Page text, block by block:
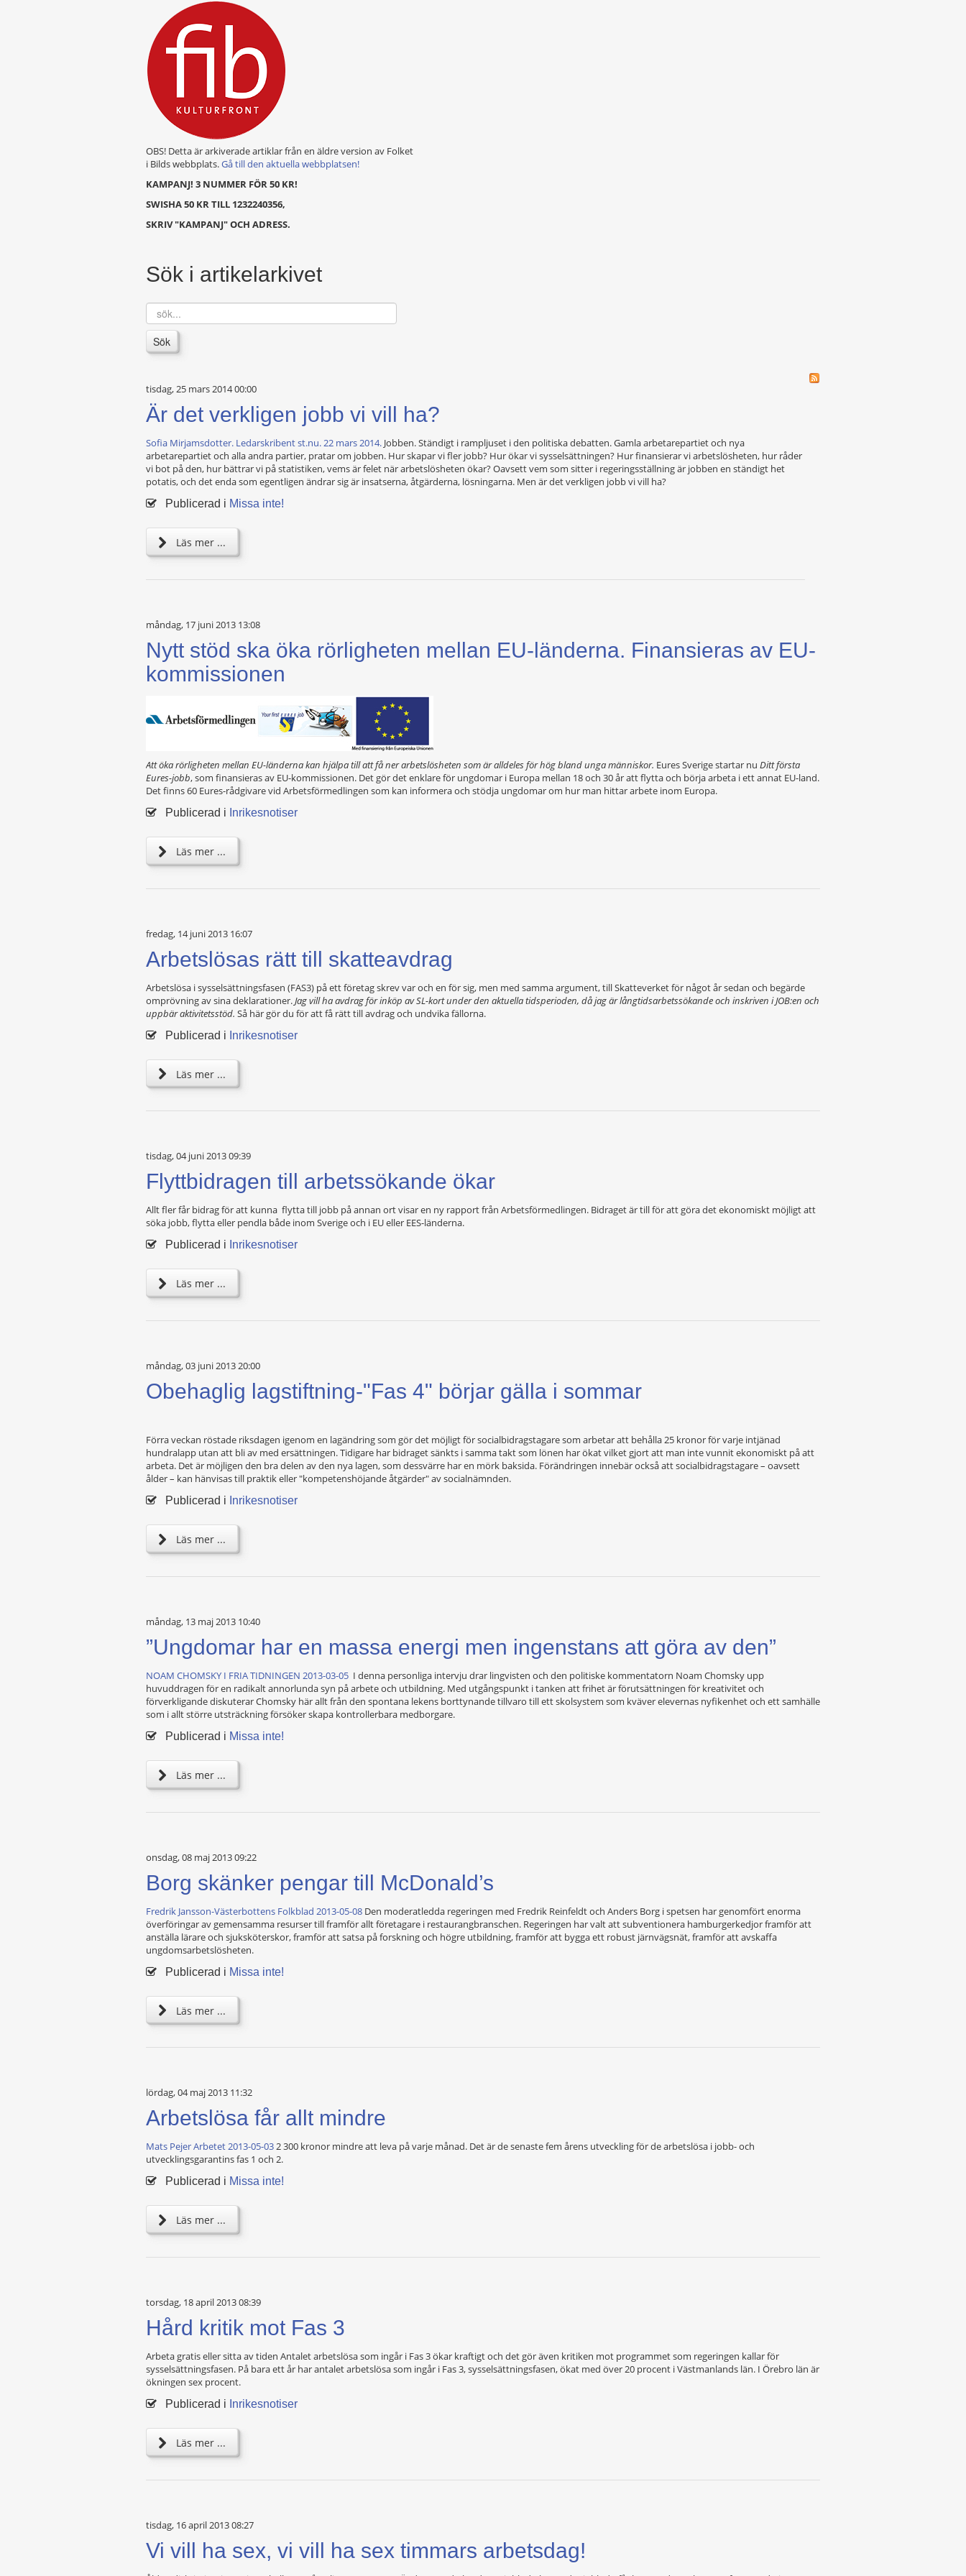
OBS! Detta är arkiverade artiklar från en äldre version av Folket
i Bilds webbplats.Gå till den aktuella webbplatsen!
KAMPANJ! 3 NUMMER FÖR 50 KR!
SWISHA 50 KR TILL 1232240356,
SKRIV "KAMPANJ" OCH ADRESS.
Sök i artikelarkivet
sök...
Sök
tisdag, 25 mars 2014 00:00
Är det verkligen jobb vi vill ha?
Sofia Mirjamsdotter. Ledarskribent st.nu. 22 mars 2014. Jobben. Ständigt i rampljuset i den politiska debatten. Gamla arbetarepartiet och nya
arbetarepartiet och alla andra partier, pratar om jobben. Hur skapar vi fler jobb? Hur ökar vi sysselsättningen? Hur finansierar vi arbetslösheten, hur råder
vi bot på den, hur bättrar vi på statistiken, vems är felet när arbetslösheten ökar? Oavsett vem som sitter i regeringsställning är jobben en ständigt het
potatis, och det enda som egentligen ändrar sig är insatserna, åtgärderna, lösningarna. Men är det verkligen jobb vi vill ha?
Publicerad i Missa inte!
Läs mer ...
måndag, 17 juni 2013 13:08
Nytt stöd ska öka rörligheten mellan EU-länderna. Finansieras av EU-
kommissionen
Att öka rörligheten mellan EU-länderna kan hjälpa till att få ner arbetslösheten som är alldeles för hög bland unga människor. Eures Sverige startar nu Ditt första
Eures-jobb, som finansieras av EU-kommissionen. Det gör det enklare för ungdomar i Europa mellan 18 och 30 år att flytta och börja arbeta i ett annat EU-land.
Det finns 60 Eures-rådgivare vid Arbetsförmedlingen som kan informera och stödja ungdomar om hur man hittar arbete inom Europa.
Publicerad i Inrikesnotiser
Läs mer ...
fredag, 14 juni 2013 16:07
Arbetslösas rätt till skatteavdrag
Arbetslösa i sysselsättningsfasen (FAS3) på ett företag skrev var och en för sig, men med samma argument, till Skatteverket för något år sedan och begärde
omprövning av sina deklarationer.Jag vill ha avdrag för inköp av SL-kort under den aktuella tidsperioden, då jag är långtidsarbetssökande och inskriven i JOB:en och
uppbär aktivitetsstöd. Så här gör du för att få rätt till avdrag och undvika fällorna.
Publicerad i Inrikesnotiser
Läs mer ...
tisdag, 04 juni 2013 09:39
Flyttbidragen till arbetssökande ökar
Allt fler får bidrag för att kunna flytta till jobb på annan ort visar en ny rapport från Arbetsförmedlingen. Bidraget är till för att göra det ekonomiskt möjligt att
söka jobb, flytta eller pendla både inom Sverige och i EU eller EES-länderna.
Publicerad i Inrikesnotiser
Läs mer ...
måndag, 03 juni 2013 20:00
Obehaglig lagstiftning-"Fas 4" börjar gälla i sommar
Förra veckan röstade riksdagen igenom en lag­ändring som gör det möjligt för socialbidragstagare som ­arbetar att behålla 25 kronor för varje intjänad
hundralapp utan att bli av med ­ersättningen. Tidigare har bidraget sänkts i samma takt som lönen har ökat ­vilket gjort att man inte vunnit ekonomiskt på att
arbeta. Det är möjligen den bra delen av den nya lagen, som dessvärre har en mörk baksida. Förändringen innebär ­också att socialbidrags­tagare – oavsett
ålder – kan hänvisas till praktik eller "kompetenshöjande åtgärder" av socialnämnden.
Publicerad i Inrikesnotiser
Läs mer ...
måndag, 13 maj 2013 10:40
”Ungdomar har en massa energi men ingenstans att göra av den”
NOAM CHOMSKY I FRIA TIDNINGEN 2013-03-05 I denna personliga intervju drar lingvisten och den politiske kommentatorn Noam Chomsky upp
huvuddragen för en radikalt annorlunda syn på arbete och utbildning. Med utgångspunkt i tanken att frihet är förutsättningen för kreativitet och
förverkligande diskuterar Chomsky här allt från den spontana lekens borttynande tillvaro till ett skolsystem som kväver elevernas nyfikenhet och ett samhälle
som i allt större utsträckning försöker skapa kontrollerbara medborgare.
Publicerad i Missa inte!
Läs mer ...
onsdag, 08 maj 2013 09:22
Borg skänker pengar till McDonald’s
Fredrik Jansson-Västerbottens Folkblad 2013-05-08 Den moderatledda regeringen med Fredrik Reinfeldt och Anders Borg i spetsen har genomfört enorma
överföringar av gemensamma resurser till framför allt företagare i restaurangbranschen. Regeringen har valt att subventionera hamburgerkedjor framför att
anställa lärare och sjuksköterskor, framför att satsa på forskning och högre utbildning, framför att bygga ett robust järnvägsnät, framför att avskaffa
ungdomsarbetslösheten.
Publicerad i Missa inte!
Läs mer ...
lördag, 04 maj 2013 11:32
Arbetslösa får allt mindre
Mats Pejer Arbetet 2013-05-032 300 kronor mindre att leva på varje månad. Det är de senaste fem årens utveckling för de arbetslösa i jobb- och
utvecklingsgarantins fas 1 och 2.
Publicerad i Missa inte!
Läs mer ...
torsdag, 18 april 2013 08:39
Hård kritik mot Fas 3
Arbeta gratis eller sitta av tiden Antalet arbetslösa som ingår i Fas 3 ökar kraftigt och det gör även kritiken mot programmet som regeringen kallar för
sysselsättningsfasen. På bara ett år har antalet arbetslösa som ingår i Fas 3, sysselsättningsfasen, ökat med över 20 procent i Västmanlands län. I Örebro län är
ökningen sex procent.
Publicerad i Inrikesnotiser
Läs mer ...
tisdag, 16 april 2013 08:27
Vi vill ha sex, vi vill ha sex timmars arbetsdag!